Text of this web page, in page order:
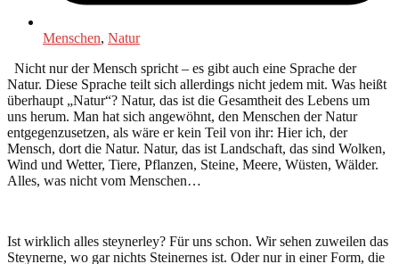
Menschen, Natur
Nicht nur der Mensch spricht – es gibt auch eine Sprache der
Natur. Diese Sprache teilt sich allerdings nicht jedem mit. Was heißt
überhaupt „Natur“? Natur, das ist die Gesamtheit des Lebens um
uns herum. Man hat sich angewöhnt, den Menschen der Natur
entgegenzusetzen, als wäre er kein Teil von ihr: Hier ich, der
Mensch, dort die Natur. Natur, das ist Landschaft, das sind Wolken,
Wind und Wetter, Tiere, Pflanzen, Steine, Meere, Wüsten, Wälder.
Alles, was nicht vom Menschen…
Ist wirklich alles steynerley? Für uns schon. Wir sehen zuweilen das
Steynerne, wo gar nichts Steinernes ist. Oder nur in einer Form, die